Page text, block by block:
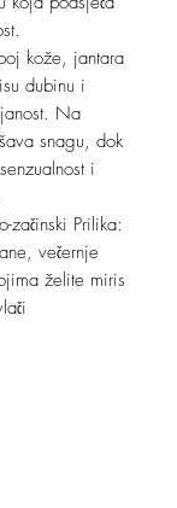
kože, jantara
dubinu i
Na
snagu, dok
i
začinski Prilika:
večernje
želite miris